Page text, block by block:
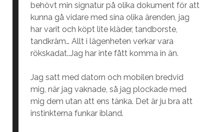
behövt min signatur på olika dokument för att
kunna gå vidare med sina olika ärenden, jag
har varit och köpt lite kläder, tandborste,
tandkräm… Allt i lägenheten verkar vara
rökskadat..Jag har inte fått komma in än.
Jag satt med datorn och mobilen bredvid
mig, när jag vaknade, så jag plockade med
mig dem utan att ens tänka. Det är ju bra att
instinkterna funkar ibland.